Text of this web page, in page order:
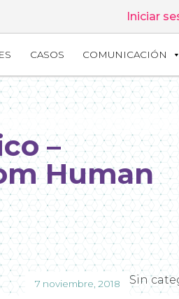
Iniciar
CASOS COMUNICACIÓN
–
Human
Sin
7 noviembre, 2018